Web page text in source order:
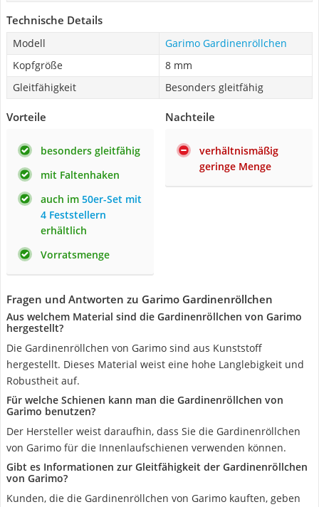
Technische Details
Modell
Garimo Gardinenröllchen
Kopfgröße
8 mm
Gleitfähigkeit
Besonders gleitfähig
Vorteile
besonders gleitfähig
mit Faltenhaken
auch im 50er-Set mit
4 Feststellern
erhältlich
Vorratsmenge
Nachteile
verhältnismäßig
geringe Menge
Fragen und Antworten zu Garimo Gardinenröllchen
Aus welchem Material sind die Gardinenröllchen von Garimo
hergestellt?
Die Gardinenröllchen von Garimo sind aus Kunststoff
hergestellt. Dieses Material weist eine hohe Langlebigkeit und
Robustheit auf.
Für welche Schienen kann man die Gardinenröllchen von
Garimo benutzen?
Der Hersteller weist daraufhin, dass Sie die Gardinenröllchen
von Garimo für die Innenlaufschienen verwenden können.
Gibt es Informationen zur Gleitfähigkeit der Gardinenröllchen
von Garimo?
Kunden, die die Gardinenröllchen von Garimo kauften, geben